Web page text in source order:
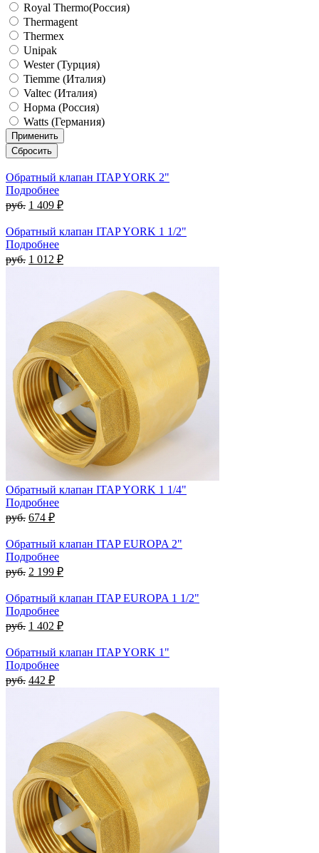
Royal Thermo(Россия)
Thermagent
Thermex
Unipak
Wester (Турция)
Tiemme (Италия)
Valtec (Италия)
Норма (Россия)
Watts (Германия)
Обратный клапан ITAP YORK 2"
Подробнее
руб. 1 409 ₽
Обратный клапан ITAP YORK 1 1/2"
Подробнее
руб. 1 012 ₽
Обратный клапан ITAP YORK 1 1/4"
Подробнее
руб. 674 ₽
Обратный клапан ITAP EUROPA 2"
Подробнее
руб. 2 199 ₽
Обратный клапан ITAP EUROPA 1 1/2"
Подробнее
руб. 1 402 ₽
Обратный клапан ITAP YORK 1"
Подробнее
руб. 442 ₽